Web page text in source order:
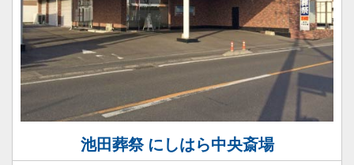
池田葬祭 にしはら中央斎場